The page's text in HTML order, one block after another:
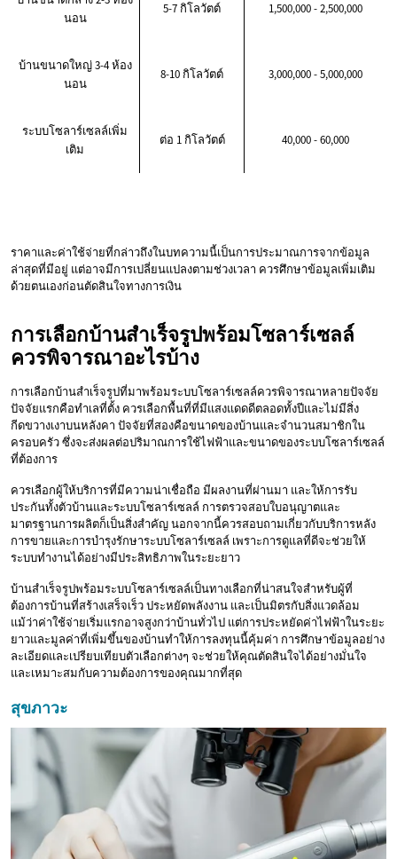
นอน
5-7 กิโลวัตต์ 1,500,000 - 2,500,000
บ้านขนาดใหญ่ 3-4 ห้อง
นอน
8-10 กิโลวัตต์ 3,000,000 - 5,000,000
ระบบโซลาร์เซลล์เพิ่ม
เติม
ต่อ 1 กิโลวัตต์ 40,000 - 60,000
ราคาและค่าใช้จ่ายที่กล่าวถึงในบทความนี้เป็นการประมาณการจากข้อมูล
ล่าสุดที่มีอยู่ แต่อาจมีการเปลี่ยนแปลงตามช่วงเวลา ควรศึกษาข้อมูลเพิ่มเติม
ด้วยตนเองก่อนตัดสินใจทางการเงิน
การเลือกบ้านสำเร็จรูปพร้อมโซลาร์เซลล์
ควรพิจารณาอะไรบ้าง
การเลือกบ้านสำเร็จรูปที่มาพร้อมระบบโซลาร์เซลล์ควรพิจารณาหลายปัจจัย
ปัจจัยแรกคือทำเลที่ตั้ง ควรเลือกพื้นที่ที่มีแสงแดดดีตลอดทั้งปีและไม่มีสิ่ง
กีดขวางเงาบนหลังคา ปัจจัยที่สองคือขนาดของบ้านและจำนวนสมาชิกใน
ครอบครัว ซึ่งจะส่งผลต่อปริมาณการใช้ไฟฟ้าและขนาดของระบบโซลาร์เซลล์
ที่ต้องการ
ควรเลือกผู้ให้บริการที่มีความน่าเชื่อถือ มีผลงานที่ผ่านมา และให้การรับ
ประกันทั้งตัวบ้านและระบบโซลาร์เซลล์ การตรวจสอบใบอนุญาตและ
มาตรฐานการผลิตก็เป็นสิ่งสำคัญ นอกจากนี้ควรสอบถามเกี่ยวกับบริการหลัง
การขายและการบำรุงรักษาระบบโซลาร์เซลล์ เพราะการดูแลที่ดีจะช่วยให้
ระบบทำงานได้อย่างมีประสิทธิภาพในระยะยาว
บ้านสำเร็จรูปพร้อมระบบโซลาร์เซลล์เป็นทางเลือกที่น่าสนใจสำหรับผู้ที่
ต้องการบ้านที่สร้างเสร็จเร็ว ประหยัดพลังงาน และเป็นมิตรกับสิ่งแวดล้อม
แม้ว่าค่าใช้จ่ายเริ่มแรกอาจสูงกว่าบ้านทั่วไป แต่การประหยัดค่าไฟฟ้าในระยะ
ยาวและมูลค่าที่เพิ่มขึ้นของบ้านทำให้การลงทุนนี้คุ้มค่า การศึกษาข้อมูลอย่าง
ละเอียดและเปรียบเทียบตัวเลือกต่างๆ จะช่วยให้คุณตัดสินใจได้อย่างมั่นใจ
และเหมาะสมกับความต้องการของคุณมากที่สุด
สุขภาวะ